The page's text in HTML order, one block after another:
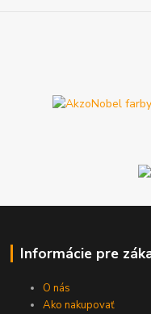
Informácie pre
O nás
Ako nakupovať